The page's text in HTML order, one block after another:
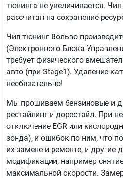
тюнинга не увеличивается.
рассчитан на сохранение
Чип тюнинг Вольво
(Электронного Блока
требует физического
авто (при Stage1). Удаление
необязательно!
Мы прошиваем бензиновые и
рестайлинг и дорестайл. При
отключение EGR или
зонда), и ошибок по ним, что
их замене и ремонте, и другие
модификации, например
максимальной скорости.